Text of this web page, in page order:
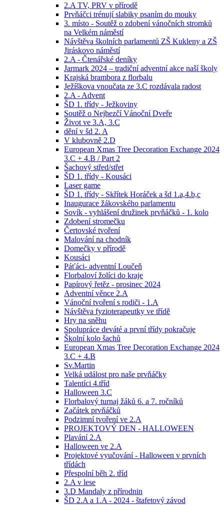
2.A TV, PRV v přírodě
Prvňáčci trénují slabiky psaním do mouky
3. místo - Soutěž o zdobení vánočních stromků
na Velkém náměstí
Návštěva školních parlamentů ZŠ Kukleny a ZŠ
Jiráskovo náměstí
2.A - Čtenářské deníky
Jarmark 2024 – tradiční adventní akce naší školy
Krajská brambora z florbalu
Ježíškova vnoučata ze 3.C rozdávala radost
2.A - Advent
ŠD 1. třídy - Ježkoviny
Soutěž o Nejhezčí Vánoční Dveře
Život ve 3.A, 3.C
dění v šd 2. A
V klubovně 2.D
European Xmas Tree Decoration Exchange 2024
3.C + 4.B / Part 2
Šachový střed/střet
ŠD 1. třídy - Kousáci
Laser game
ŠD 1. třídy - Skřítek Horáček a šd 1.a,4.b,c
Inaugurace žákovského parlamentu
Sovík - vyhlášení družinek prvňáčků - 1. kolo
Zdobení stromečku
Čertovské tvoření
Malování na chodník
Domečky v přírodě
Kousáci
Páťáci- adventní Loučeň
Florbaloví žolíci do kraje
Papírový řetěz - prosinec 2024
Adventní věnce 2.A
Vánoční tvoření s rodiči - 1.A
Návštěva fyzioterapeutky ve třídě
Hry na sněhu
Spolupráce deváté a první třídy pokračuje
Školní kolo šachů
European Xmas Tree Decoration Exchange 2024
3.C + 4.B
Sv.Martin
Velká událost pro naše prvňáčky
Talentíci 4.tříd
Halloween 3.C
Florbalový turnaj žáků 6. a 7. ročníků
Začátek prvňáčků
Podzimní tvoření ve 2.A
PROJEKTOVÝ DEN - HALLOWEEN
Plavání 2.A
Halloween ve 2.A
Projektové vyučování - Halloween v prvních
třídách
Přespolní běh 2. tříd
2.A v lese
3.D Mandaly z přírodnin
ŠD 2.A a 1.A - 2024 - štafetový závod